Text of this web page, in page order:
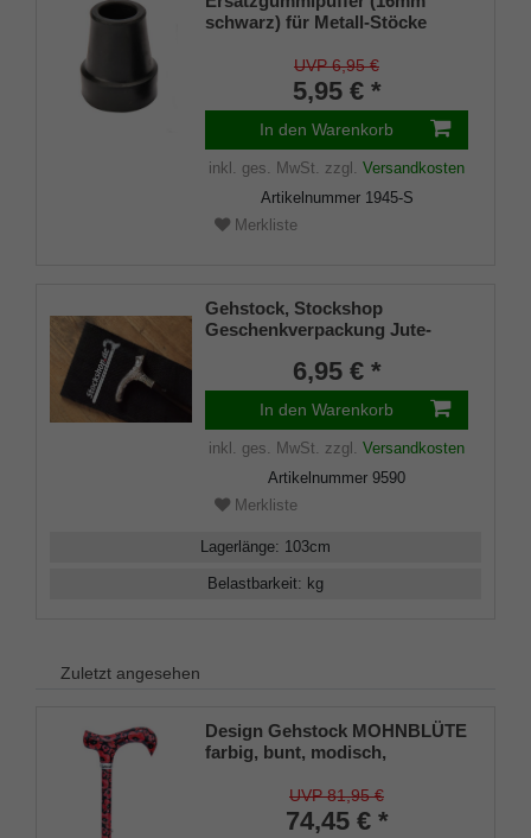
schwarz) für Metall-Stöcke
ca. 16mm) mit Metalleinlage
(VE 1 Stück)
UVP 6,95 €
5,95 € *
In den Warenkorb
inkl. ges. MwSt. zzgl. Versandkosten
Artikelnummer 1945-S
Merkliste
Gehstock, Stockshop
Geschenkverpackung Jute-
Klettverschluss6,95 € *
In den Warenkorb
inkl. ges. MwSt. zzgl. Versandkosten
Artikelnummer 9590
Merkliste
Lagerlänge: 103cm
Belastbarkeit: kg
Zuletzt angesehen
Design Gehstock MOHNBLÜTE
farbig, bunt, modisch,
Derbygriff, Leichtmetall,
Gummipuffer
UVP 81,95 €
74,45 € *